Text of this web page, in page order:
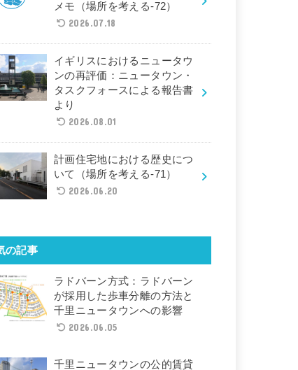
メモ（場所を考える-72）
2026.07.18
イギリスにおけるニュータウ
ンの再評価：ニュータウン・
タスクフォースによる報告書
より
2026.08.01
計画住宅地における歴史につ
いて（場所を考える-71）
2026.06.20
の記事
ラドバーン方式：ラドバーン
が採用した歩車分離の方法と
千里ニュータウンへの影響
2026.06.05
千里ニュータウンの公的賃貸